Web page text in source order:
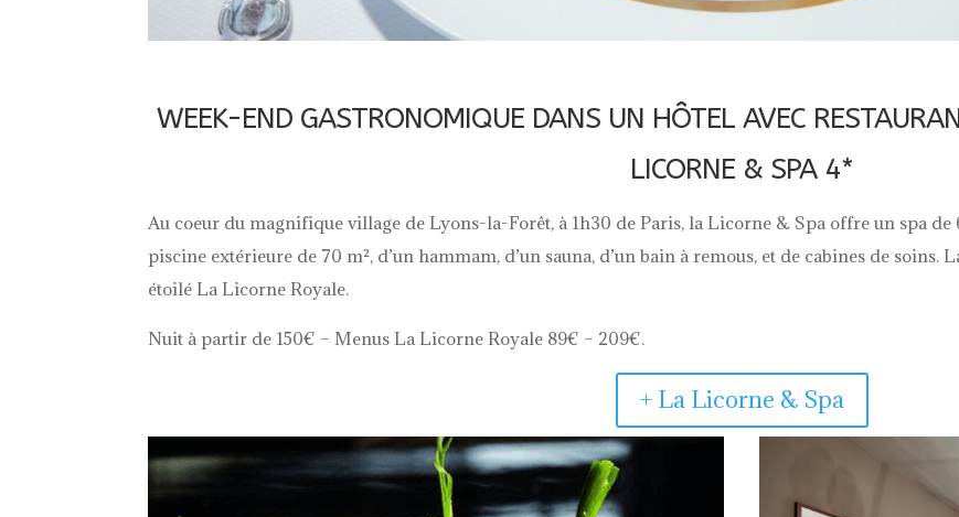
WEEK-END GASTRONOMIQUE DANS UN HÔTEL AVEC
LICORNE & SPA 4*
Au coeur du magnifique village de Lyons-la-Forêt, à 1h30 de Paris, la Licorne & Spa offre un spa de
piscine extérieure de 70 m², d’un hammam, d’un sauna, d’un bain à remous, et de cabines de
étoilé La Licorne Royale.
Nuit à partir de 150€ – Menus La Licorne Royale 89€ – 209€.
+ La Licorne & Spa